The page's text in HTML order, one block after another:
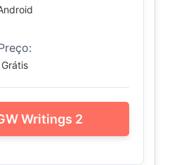
Grátis
Writings 2